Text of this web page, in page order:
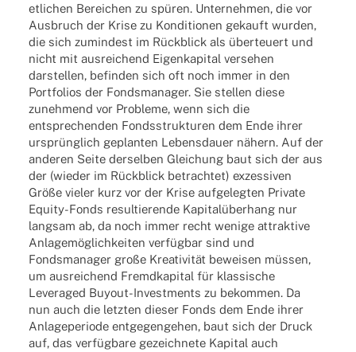
etlichen Bereichen zu spüren. Unternehmen, die vor
Ausbruch der Krise zu Konditionen gekauft wurden,
die sich zumindest im Rückblick als überteuert und
nicht mit ausreichend Eigenkapital versehen
darstellen, befinden sich oft noch immer in den
Portfolios der Fondsmanager. Sie stellen diese
zunehmend vor Probleme, wenn sich die
entsprechenden Fondsstrukturen dem Ende ihrer
ursprünglich geplanten Lebensdauer nähern. Auf der
anderen Seite derselben Gleichung baut sich der aus
der (wieder im Rückblick betrachtet) exzessiven
Größe vieler kurz vor der Krise aufgelegten Private
Equity-Fonds resultierende Kapitalüberhang nur
langsam ab, da noch immer recht wenige attraktive
Anlagemöglichkeiten verfügbar sind und
Fondsmanager große Kreativität beweisen müssen,
um ausreichend Fremdkapital für klassische
Leveraged Buyout-Investments zu bekommen. Da
nun auch die letzten dieser Fonds dem Ende ihrer
Anlageperiode entgegengehen, baut sich der Druck
auf, das verfügbare gezeichnete Kapital auch